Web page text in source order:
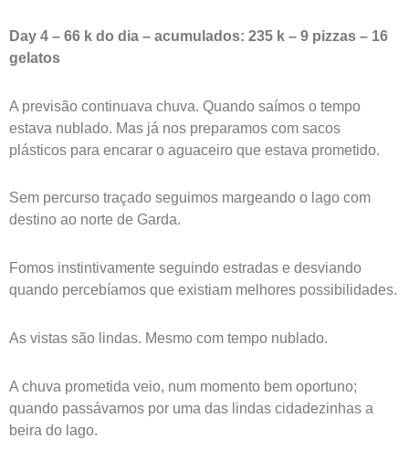
Day 4 – 66 k do dia – acumulados: 235 k – 9 pizzas – 16
gelatos
A previsão continuava chuva. Quando saímos o tempo
estava nublado. Mas já nos preparamos com sacos
plásticos para encarar o aguaceiro que estava prometido.
Sem percurso traçado seguimos margeando o lago com
destino ao norte de Garda.
Fomos instintivamente seguindo estradas e desviando
quando percebíamos que existiam melhores possibilidades.
As vistas são lindas. Mesmo com tempo nublado.
A chuva prometida veio, num momento bem oportuno;
quando passávamos por uma das lindas cidadezinhas a
beira do lago.